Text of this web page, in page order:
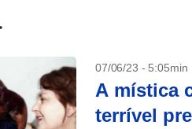
07/06/23 - 5:05min
A mística
terrível